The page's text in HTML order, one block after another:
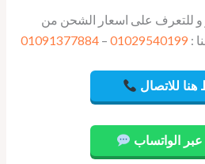
للتعرف على اسعار الشحن من
:
01029540199
–
01091377884
هنا للاتصال
الواتساب